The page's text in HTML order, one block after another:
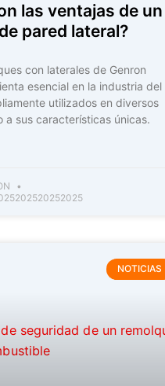
las ventajas de un
pared lateral?
con laterales de Genron
esencial en la industria del
utilizados en diversos
a sus características únicas.
NOTICIAS